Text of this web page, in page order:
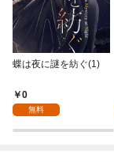
蝶は夜に謎を紡ぐ(1)
0
無料